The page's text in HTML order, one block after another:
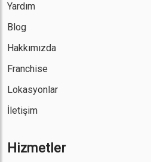
Yardım
Blog
Hakkımızda
Franchise
Lokasyonlar
İletişim
Hizmetler